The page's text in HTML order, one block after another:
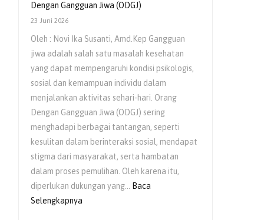
Menumbuhkan
Rasa
Percaya
Diri
Anak
Dengan Gangguan Jiwa (ODGJ)
23 Juni 2026
Oleh : Novi Ika Susanti, Amd.Kep Gangguan
jiwa adalah salah satu masalah kesehatan
yang dapat mempengaruhi kondisi psikologis,
sosial dan kemampuan individu dalam
menjalankan aktivitas sehari-hari. Orang
Dengan Gangguan Jiwa (ODGJ) sering
menghadapi berbagai tantangan, seperti
kesulitan dalam berinteraksi sosial, mendapat
stigma dari masyarakat, serta hambatan
dalam proses pemulihan. Oleh karena itu,
diperlukan dukungan yang…
Baca
Selengkapnya